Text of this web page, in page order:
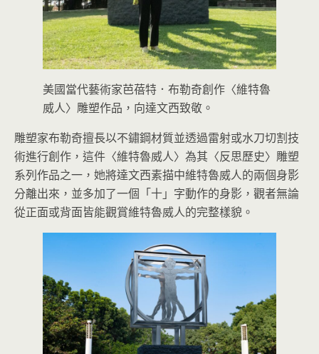
美國當代藝術家芭蓓特．布勒奇創作〈維特魯
威人〉雕塑作品，向達文西致敬。
雕塑家布勒奇擅長以不鏽鋼材質並透過雷射或水刀切割技
術進行創作，這件〈維特魯威人〉為其〈反思歷史〉雕塑
系列作品之一，她將達文西素描中維特魯威人的兩個身影
分離出來，並多加了一個「十」字動作的身影，觀者無論
從正面或背面皆能觀賞維特魯威人的完整樣貌。